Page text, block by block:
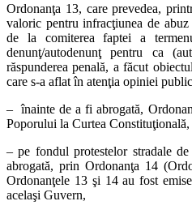
Ordonanţa 13, care prevedea,
valoric pentru infracţiunea de
de la comiterea faptei a
denunţ/autodenunţ pentru ca
răspunderea penală, a făcut
care s-a aflat în atenţia opiniei
– înainte de a fi abrogată,
Poporului la Curtea Constituţională,
– pe fondul protestelor stradale
abrogată, prin Ordonanţa 14
Ordonanţele 13 şi 14 au fost
acelaşi Guvern,